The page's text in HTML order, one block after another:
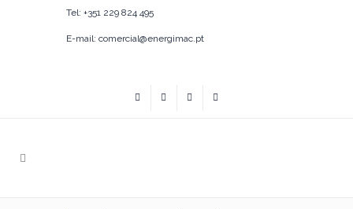
Tel: +351 229 824 495
E-mail: comercial@energimac.pt